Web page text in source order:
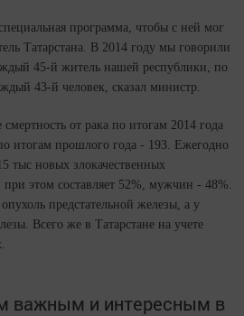
программа, чтобы с ней мог
Татарстана. В 2014 году мы говорили
45-й житель нашей республики, по
43-й человек, сказал министр.
от рака по итогам 2014 года
итогам прошлого года - 193. Ежегодно
тыс новых злокачественных
этом составляет 52%, мужчин - 48%.
предстательной железы, а у
Всего же в Татарстане на учете
важным и интересным в